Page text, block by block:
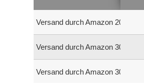
Versand durch Amazon 2000
Versand durch Amazon 3000
Versand durch Amazon 3000